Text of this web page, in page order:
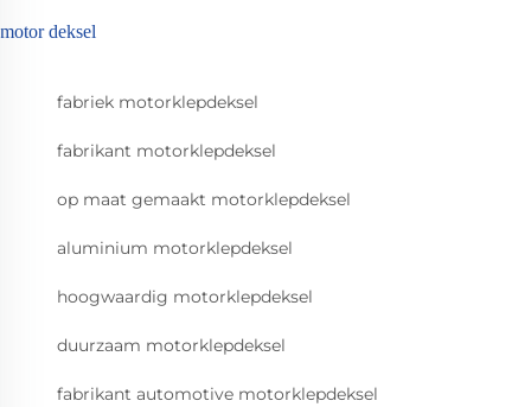
motor deksel
fabriek motorklepdeksel
fabrikant motorklepdeksel
op maat gemaakt motorklepdeksel
aluminium motorklepdeksel
hoogwaardig motorklepdeksel
duurzaam motorklepdeksel
fabrikant automotive motorklepdeksel